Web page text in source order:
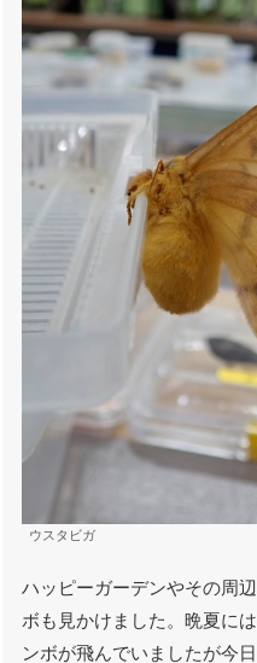
ウスタビガ
ハッピーガーデンやその周
ボも見かけました。晩夏に
ンボが飛んでいましたが今